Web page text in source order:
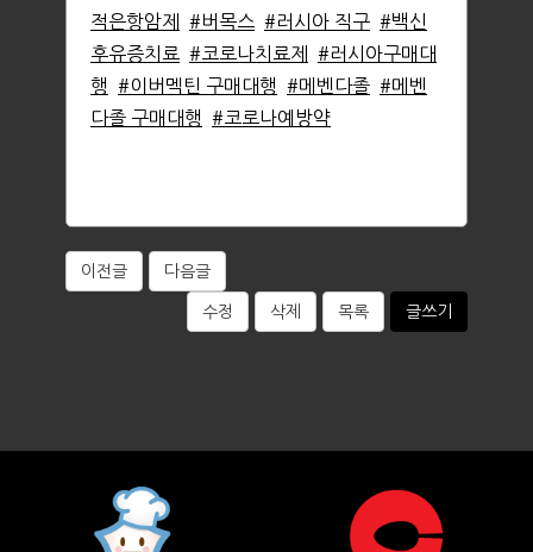
적은항암제
#버목스 #러시아 직구 #백신
후유증치료
#코로나치료제
#러시아구매대
행
#이버멕틴 구매대행 #메벤다졸 #메벤
다졸 구매대행
#코로나예방약
이전글 다음글
수정 삭제 목록 글쓰기